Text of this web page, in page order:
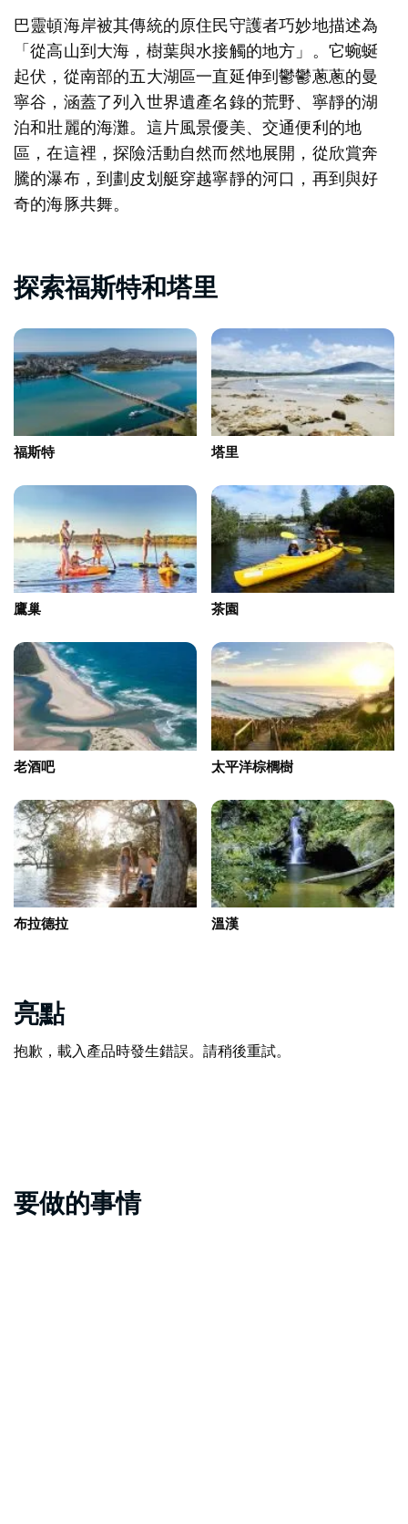
巴靈頓海岸被其傳統的原住民守護者巧妙地描述為
「從高山到大海，樹葉與水接觸的地方」。它蜿蜒
起伏，從南部的五大湖區一直延伸到鬱鬱蔥蔥的曼
寧谷，涵蓋了列入世界遺產名錄的荒野、寧靜的湖
泊和壯麗的海灘。這片風景優美、交通便利的地
區，在這裡，探險活動自然而然地展開，從欣賞奔
騰的瀑布，到劃皮划艇穿越寧靜的河口，再到與好
奇的海豚共舞。
探索福斯特和塔里
福斯特 塔里
鷹巢 茶園
老酒吧 太平洋棕櫚樹
布拉德拉 溫漢
亮點
抱歉，載入產品時發生錯誤。請稍後重試。
要做的事情